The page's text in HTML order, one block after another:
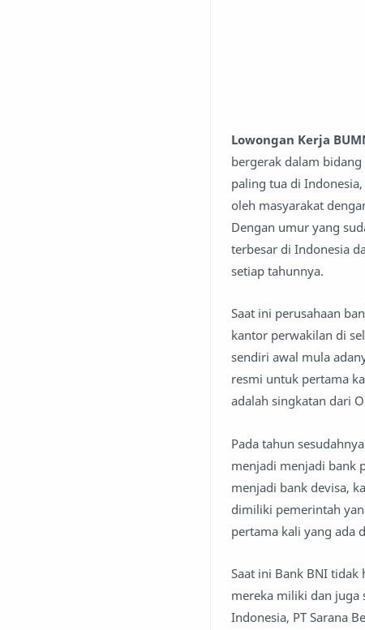
Lowongan Kerja
bergerak dalam
paling tua di
oleh masyarakat
Dengan umur yang
terbesar di Indonesia
setiap tahunnya.
Saat ini perusahaan
kantor perwakilan di
sendiri awal mula
resmi untuk pertama
adalah singkatan dari
Pada tahun
menjadi menjadi bank
menjadi bank devisa,
dimiliki pemerintah
pertama kali yang ada
Saat ini Bank BNI
mereka miliki dan juga
Indonesia, PT Sarana